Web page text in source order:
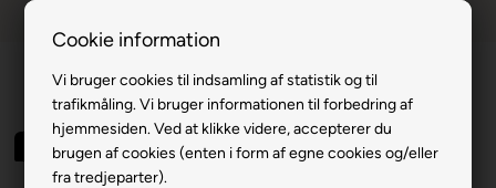
Cookie information
Vi bruger cookies til indsamling af statistik og til
trafikmåling. Vi bruger informationen til forbedring af
hjemmesiden. Ved at klikke videre, accepterer du
brugen af cookies (enten i form af egne cookies og/eller
fra tredjeparter).
Spar 50%